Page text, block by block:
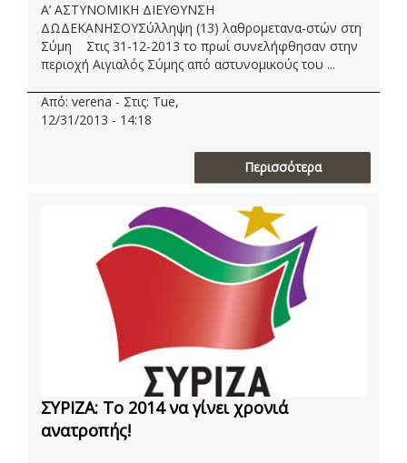
Α’ ΑΣΤΥΝΟΜΙΚΗ ΔΙΕΥΘΥΝΣΗ
ΔΩΔΕΚΑΝΗΣΟΥΣύλληψη (13) λαθρομετανα-στών στη
Σύμη Στις 31-12-2013 το πρωί συνελήφθησαν στην
περιοχή Αιγιαλός Σύμης από αστυνομικούς του ...
Από: verena - Στις: Tue,
12/31/2013 - 14:18
Περισσότερα
ΣΥΡΙΖΑ: Το 2014 να γίνει χρονιά
ανατροπής!